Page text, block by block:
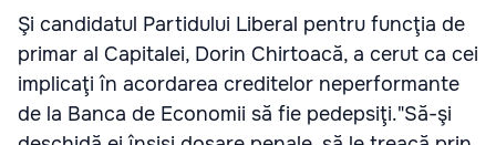
Şi candidatul Partidului Liberal pentru funcţia de
primar al Capitalei, Dorin Chirtoacă, a cerut ca cei
implicaţi în acordarea creditelor neperformante
de la Banca de Economii să fie pedepsiţi."Să-şi